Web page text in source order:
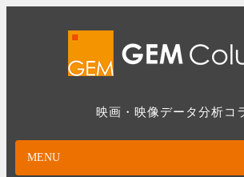
映画・映像データ分析コ
MENU